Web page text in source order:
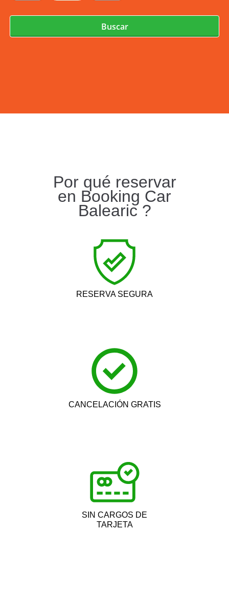
Buscar
Por qué reservar
en Booking Car
Balearic ?
RESERVA SEGURA
CANCELACIÓN GRATIS
SIN CARGOS DE
TARJETA